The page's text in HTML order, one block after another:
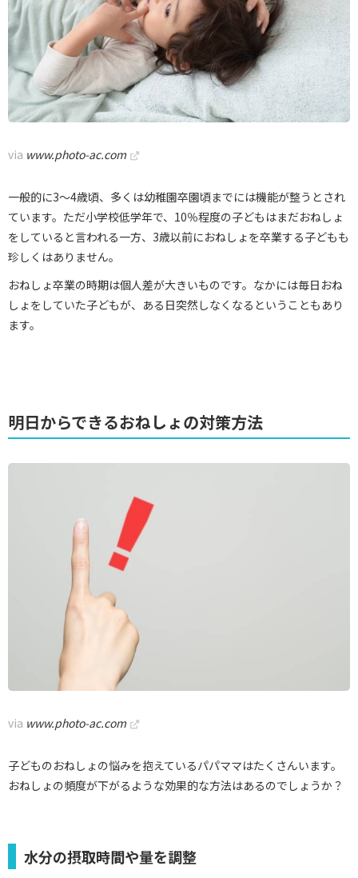
via www.photo-ac.com
一般的に3～4歳頃、多くは幼稚園卒園頃までには機能が整うとされ
ています。ただ小学校低学年で、10％程度の子どもはまだおねしょ
をしていると言われる一方、3歳以前におねしょを卒業する子どもも
珍しくはありません。
おねしょ卒業の時期は個人差が大きいものです。なかには毎日おね
しょをしていた子どもが、ある日突然しなくなるということもあり
ます。
明日からできるおねしょの対策方法
via www.photo-ac.com
子どものおねしょの悩みを抱えているパパママはたくさんいます。
おねしょの頻度が下がるような効果的な方法はあるのでしょうか？
水分の摂取時間や量を調整